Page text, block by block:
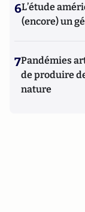
6L’étude
(encore) un
7Pandémies
de produire
nature